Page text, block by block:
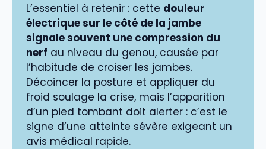
L’essentiel à retenir : cette douleur
électrique sur le côté de la jambe
signale souvent une compression du
nerf au niveau du genou, causée par
l’habitude de croiser les jambes.
Décoincer la posture et appliquer du
froid soulage la crise, mais l’apparition
d’un pied tombant doit alerter : c’est le
signe d’une atteinte sévère exigeant un
avis médical rapide.